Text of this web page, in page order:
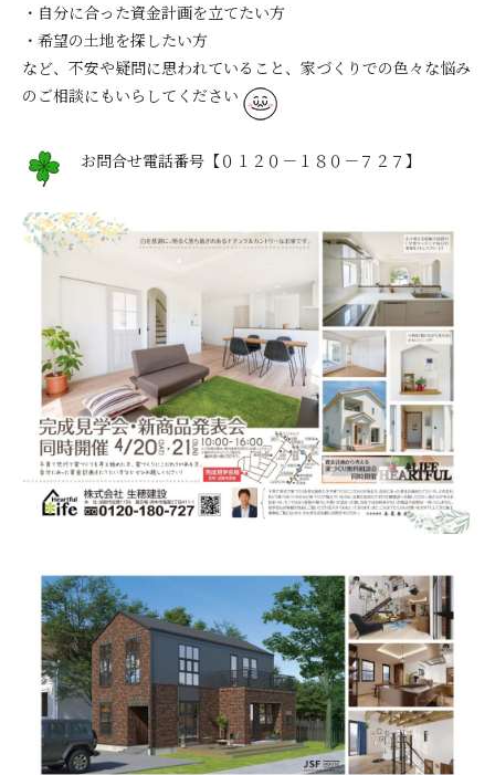
・自分に合った資金計画を立てたい方
・希望の土地を探したい方
など、不安や疑問に思われていること、家づくりでの色々な悩み
のご相談にもいらしてください
お問合せ電話番号【０１２０－１８０－７２７】